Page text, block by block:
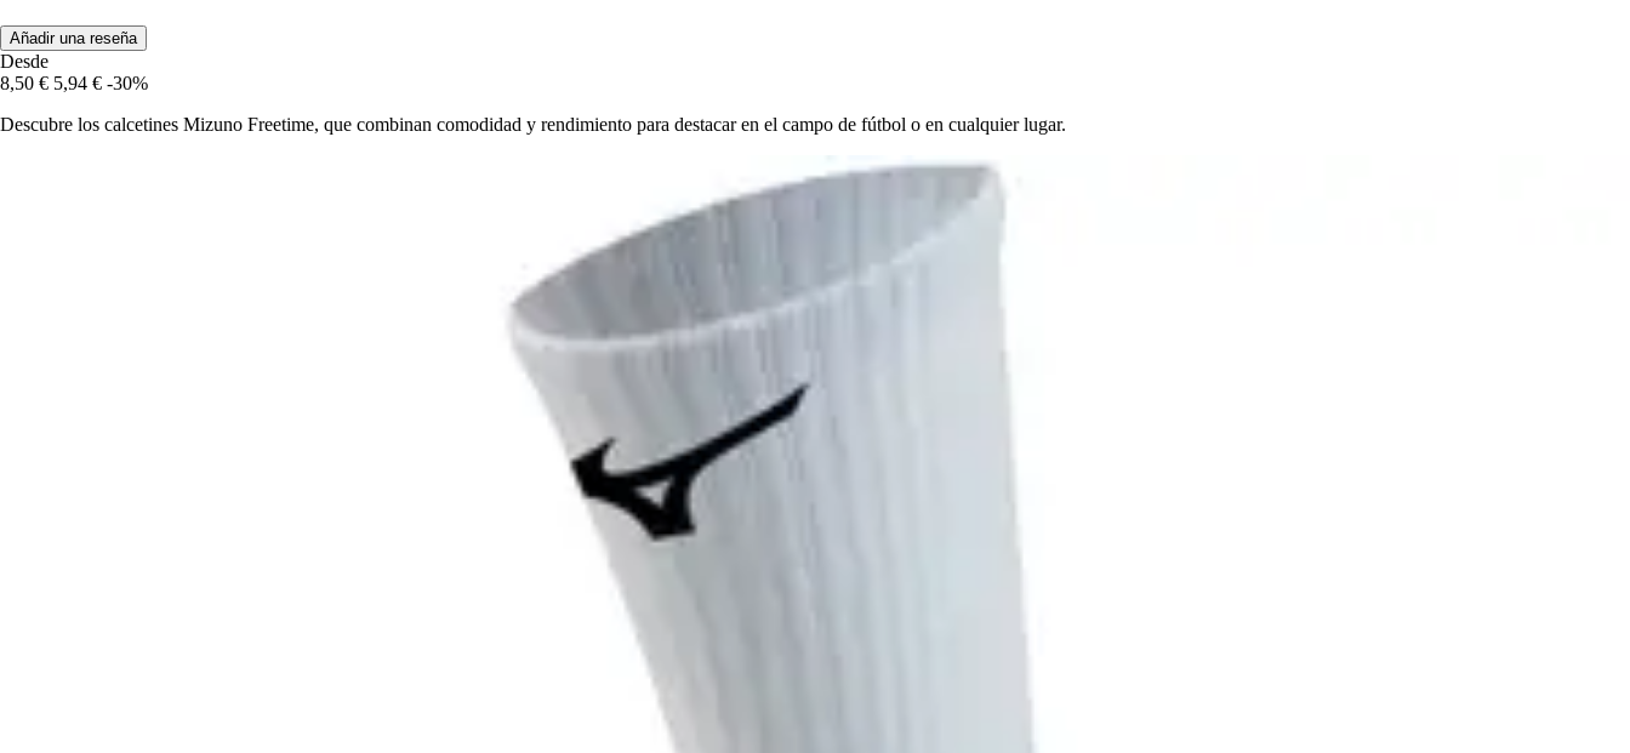
Añadir una reseña
Desde
8,50 € 5,94 € -30%
Descubre los calcetines Mizuno Freetime, que combinan comodidad y rendimiento para destacar en el campo de fútbol o en cualquier lugar.